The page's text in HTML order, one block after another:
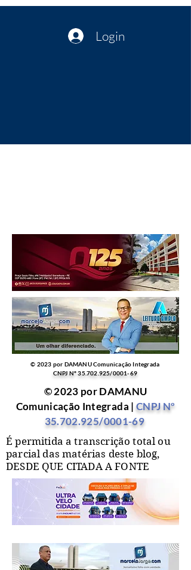
Login
© 2023 por DAMANU Comunicação Integrada
CNPJ Nº35.702.925/0001-69
© 2023 por DAMANU
Comunicação Integrada | CNPJ Nº
35.702.925/0001-69
É permitida a transcrição total ou
parcial das matérias deste blog,
DESDE QUE CITADA A FONTE